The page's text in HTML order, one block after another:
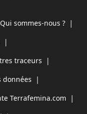
Qui sommes-nous ? |
|
traceurs |
données |
Terrafemina.com |